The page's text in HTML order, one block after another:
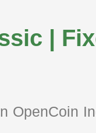
|
OpenCoin